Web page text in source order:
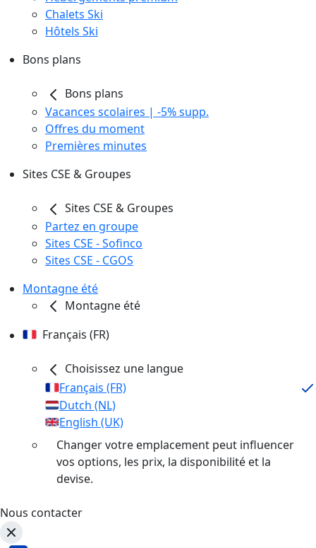
Chalets Ski
Hôtels Ski
Bons plans
Bons plans
Vacances scolaires | -5% supp.
Offres du moment
Premières minutes
Sites CSE & Groupes
Sites CSE & Groupes
Partez en groupe
Sites CSE - Sofinco
Sites CSE - CGOS
Montagne été
Montagne été
Français (FR)
Choisissez une langue
Français (FR)
Dutch (NL)
English (UK)
Changer votre emplacement peut influencer
vos options, les prix, la disponibilité et la
devise.
Nous contacter